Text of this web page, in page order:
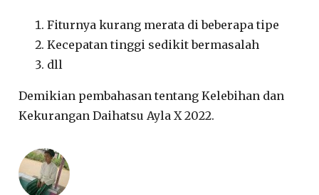
Fiturnya kurang merata di beberapa tipe
Kecepatan tinggi sedikit bermasalah
dll
Demikian pembahasan tentang Kelebihan dan
Kekurangan Daihatsu Ayla X 2022.